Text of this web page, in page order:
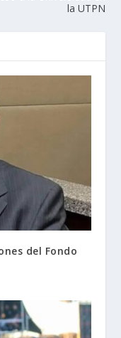
la UTPN
del Fondo